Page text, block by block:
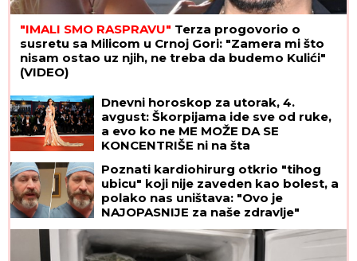
"IMALI SMO RASPRAVU" Terza progovorio o
susretu sa Milicom u Crnoj Gori: "Zamera mi što
nisam ostao uz njih, ne treba da budemo Kulići"
(VIDEO)
Dnevni horoskop za utorak, 4.
avgust: Škorpijama ide sve od ruke,
a evo ko ne ME MOŽE DA SE
KONCENTRIŠE ni na šta
Poznati kardiohirurg otkrio "tihog
ubicu" koji nije zaveden kao bolest, a
polako nas uništava: "Ovo je
NAJOPASNIJE za naše zdravlje"